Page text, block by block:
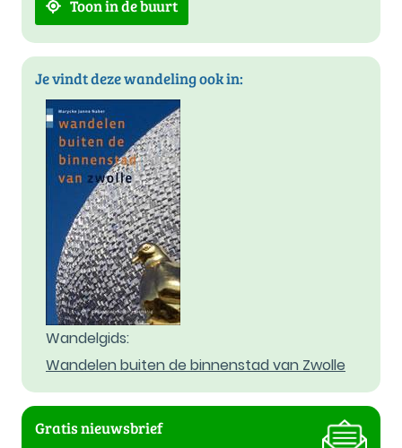
Toon in de buurt
Je vindt deze wandeling ook in:
Wandelgids:
Wandelen buiten de binnenstad van Zwolle
Gratis nieuwsbrief